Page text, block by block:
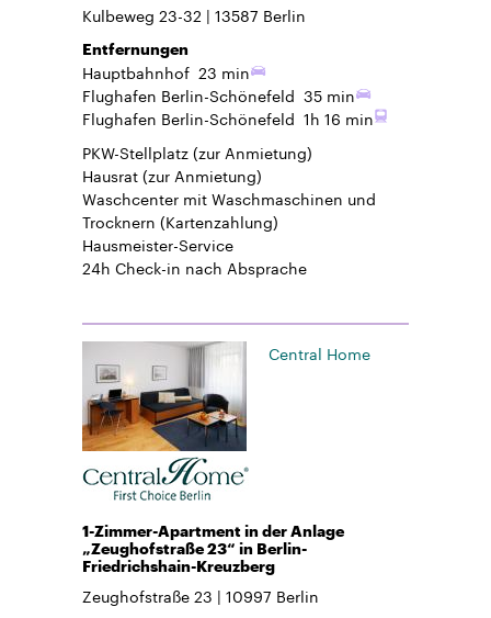
Kulbeweg 23-32 13587 Berlin
Entfernungen
Hauptbahnhof 23 min
Flughafen Berlin-Schönefeld 35 min
Flughafen Berlin-Schönefeld 1h 16 min
PKW-Stellplatz(zur Anmietung)
Hausrat(zur Anmietung)
Waschcenter mit Waschmaschinen und
Trocknern (Kartenzahlung)
Hausmeister-Service
24h Check-in nach Absprache
Central Home
1-Zimmer-Apartment in der Anlage
„Zeughofstraße 23“ in Berlin-
Friedrichshain-Kreuzberg
Zeughofstraße 23 10997 Berlin